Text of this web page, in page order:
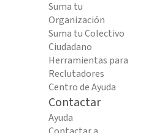
Suma tu
Organización
Suma tu Colectivo
Ciudadano
Herramientas para
Reclutadores
Centro de Ayuda
Contactar
Ayuda